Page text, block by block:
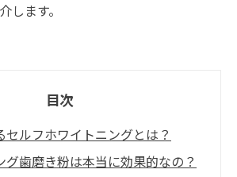
します。
目次
セルフホワイトニングとは？
グ歯磨き粉は本当に効果的なの？